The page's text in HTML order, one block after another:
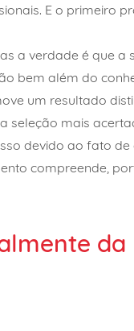
E o primeiro
a verdade é que a
bem além do
um resultado
seleção mais
devido ao fato
compreende,
da